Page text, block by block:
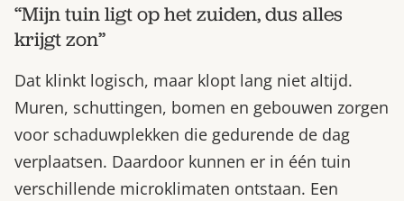
“Mijn tuin ligt op het zuiden, dus alles
krijgt zon”
Dat klinkt logisch, maar klopt lang niet altijd.
Muren, schuttingen, bomen en gebouwen zorgen
voor schaduwplekken die gedurende de dag
verplaatsen. Daardoor kunnen er in één tuin
verschillende microklimaten ontstaan. Een